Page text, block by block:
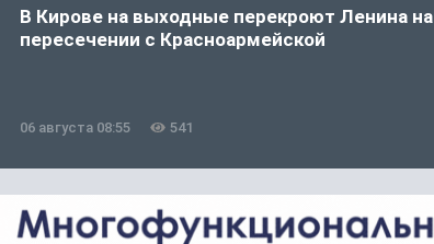
В Кирове на выходные перекроют Ленина на
пересечении с Красноармейской
06 августа 08:55 541